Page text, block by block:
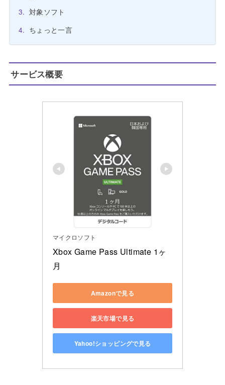
対象ソフト
ちょっと一言
サービス概要
マイクロソフト
Xbox Game Pass Ultimate 1ヶ
月
Amazonで見る
楽天市場で見る
Yahoo!ショッピングで見る